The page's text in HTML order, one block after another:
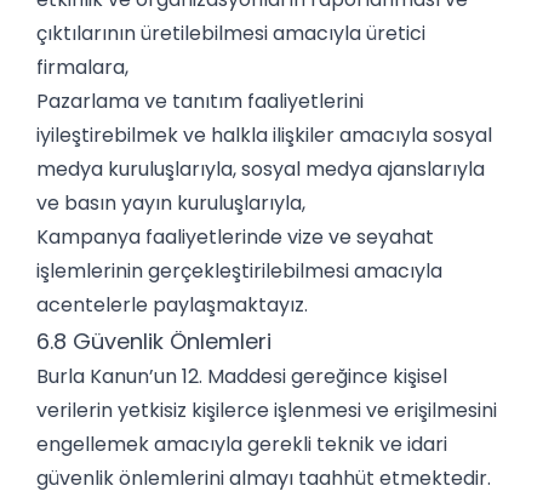
çıktılarının üretilebilmesi amacıyla üretici
firmalara,
Pazarlama ve tanıtım faaliyetlerini
iyileştirebilmek ve halkla ilişkiler amacıyla sosyal
medya kuruluşlarıyla, sosyal medya ajanslarıyla
ve basın yayın kuruluşlarıyla,
Kampanya faaliyetlerinde vize ve seyahat
işlemlerinin gerçekleştirilebilmesi amacıyla
acentelerle paylaşmaktayız.
6.8 Güvenlik Önlemleri
Burla Kanun’un 12. Maddesi gereğince kişisel
verilerin yetkisiz kişilerce işlenmesi ve erişilmesini
engellemek amacıyla gerekli teknik ve idari
güvenlik önlemlerini almayı taahhüt etmektedir.